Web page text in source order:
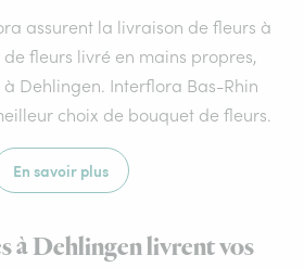
assurent la livraison de fleurs à
fleurs livré en mains propres,
Dehlingen. Interflora Bas-Rhin
choix de bouquet de fleurs.
En savoir plus
à Dehlingen livrent vos